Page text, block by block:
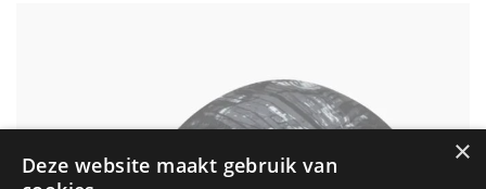
×
Deze website maakt gebruik van